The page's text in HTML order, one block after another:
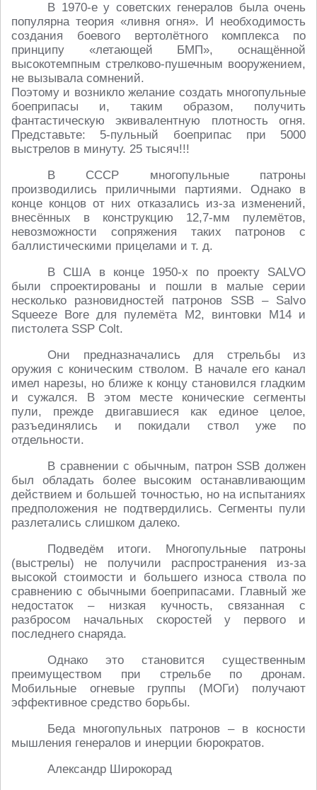
В 1970-е у советских генералов была очень
популярна теория «ливня огня». И необходимость
создания боевого вертолётного комплекса по
принципу «летающей БМП», оснащённой
высокотемпным стрелково-пушечным вооружением,
не вызывала сомнений.
Поэтому и возникло желание создать многопульные
боеприпасы и, таким образом, получить
фантастическую эквивалентную плотность огня.
Представьте: 5-пульный боеприпас при 5000
выстрелов в минуту. 25 тысяч!!!
В СССР многопульные патроны
производились приличными партиями. Однако в
конце концов от них отказались из-за изменений,
внесённых в конструкцию 12,7-мм пулемётов,
невозможности сопряжения таких патронов с
баллистическими прицелами и т. д.
В США в конце 1950-х по проекту SALVO
были спроектированы и пошли в малые серии
несколько разновидностей патронов SSB – Salvo
Squeeze Bore для пулемёта М2, винтовки М14 и
пистолета SSP Colt.
Они предназначались для стрельбы из
оружия с коническим стволом. В начале его канал
имел нарезы, но ближе к концу становился гладким
и сужался. В этом месте конические сегменты
пули, прежде двигавшиеся как единое целое,
разъединялись и покидали ствол уже по
отдельности.
В сравнении с обычным, патрон SSB должен
был обладать более высоким останавливающим
действием и большей точностью, но на испытаниях
предположения не подтвердились. Сегменты пули
разлетались слишком далеко.
Подведём итоги. Многопульные патроны
(выстрелы) не получили распространения из-за
высокой стоимости и большего износа ствола по
сравнению с обычными боеприпасами. Главный же
недостаток – низкая кучность, связанная с
разбросом начальных скоростей у первого и
последнего снаряда.
Однако это становится существенным
преимуществом при стрельбе по дронам.
Мобильные огневые группы (МОГи) получают
эффективное средство борьбы.
Беда многопульных патронов – в косности
мышления генералов и инерции бюрократов.
Александр Широкорад